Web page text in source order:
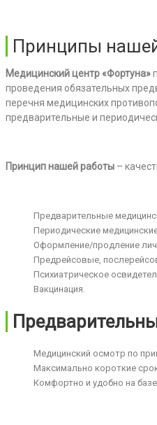
Принципы
Медицинский центр «Фортуна»
проведения обязательных
перечня медицинских
предварительные и
Принцип нашей работы –
Предварительные
Периодические
Оформление/продление
Предрейсовые,
Психиатрическое
Вакцинация.
Медицинский осмотр по
Максимально короткие
Комфортно и удобно на